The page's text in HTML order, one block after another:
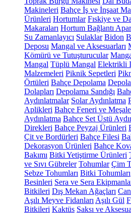
Makineleri Bahçe İş ve İnşaat
Ürünleri Hortumlar Fıskiye ve
Makaraları Hortum Bağlantı
Su Zamanlayıcı Sulaklar Bidon
Deposu Mangal ve Aksesuarları
Kömürü ve Tutuşturucular
Mangal Tüplü Mangal Elektrikli
Malzemeleri Piknik Sepetleri
Örtüleri Bahçe Depolama
Dolapları Depolama Sandığı
Aydınlatmalar Solar Aydınlatma
Aplikleri Bahçe Feneri ve
Aydınlatma Bahçe Set Üstü
Direkleri Bahçe Peyzaj Ürünleri
Çit ve Bordürleri Bahçe Filesi
Dekorasyon Ürünleri Bahçe
Bakımı Bitki Yetiştirme Ürünleri
ve Sıvı Gübreler Tohumlar Çim
Sebze Tohumları Bitki Tohumları
Besinleri Sera ve Sera
Bitkileri Dış Mekan Ağaçları
Aşılı Meyve Fidanları Aşılı Gül
Bitkileri Kaktüs Saksı ve